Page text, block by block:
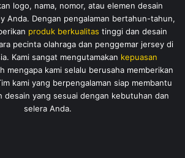
logo, nama, nomor, atau elemen desain
Anda. Dengan pengalaman bertahun-tahun,
produk berkualitas tinggi dan desain
pecinta olahraga dan penggemar jersey di
Kami sangat mengutamakan kepuasan
mengapa kami selalu berusaha memberikan
kami yang berpengalaman siap membantu
desain yang sesuai dengan kebutuhan dan
selera Anda.